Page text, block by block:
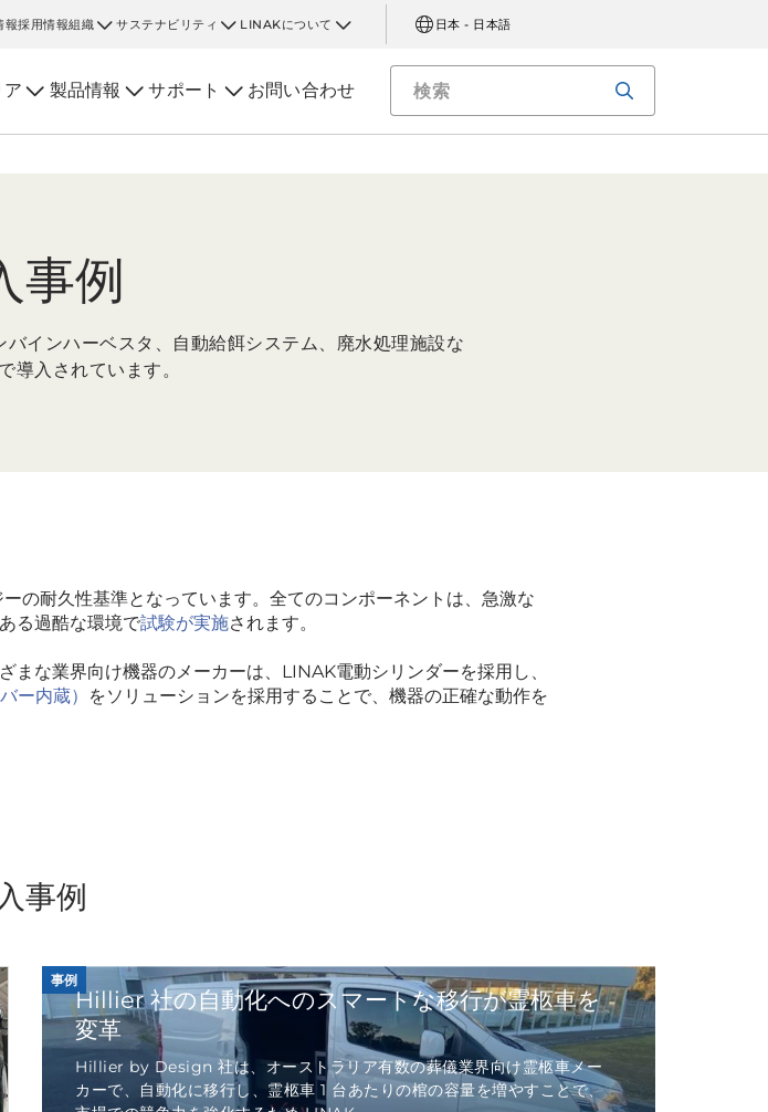
報採用情報組織 サステナビリティ LINAKについて 日本 - 日本語
製品情報 サポート お問い合わせ
事例
インハーベスタ、自動給餌システム、廃水処理施設な
導入されています。
の耐久性基準となっています。全てのコンポーネントは、急激な
る過酷な環境で試験が実施されます。
まな業界向け機器のメーカーは、LINAK電動シリンダーを採用し、
ー内蔵）
をソリューションを採用することで、機器の正確な動作を
事例
事例
Hillier 社の自動化へのスマートな移行が霊柩車を
変革
Hillier by Design 社は、オーストラリア有数の葬儀業界向け霊柩車メー
カーで、自動化に移行し、霊柩車 1 台あたりの棺の容量を増やすことで、